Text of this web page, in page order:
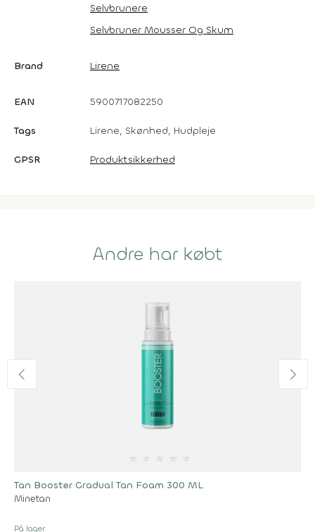
Selvbrunere
Selvbruner Mousser Og Skum
Brand Lirene
EAN 5900717082250
Tags Lirene, Skønhed, Hudpleje
GPSR Produktsikkerhed
Andre har købt
Tan Booster Gradual Tan Foam 300 ML
Minetan
På lager